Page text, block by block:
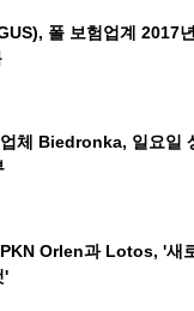
폴 보험업계 2017
체 Biedronka, 일요일
PKN Orlen과Lotos, '새
'